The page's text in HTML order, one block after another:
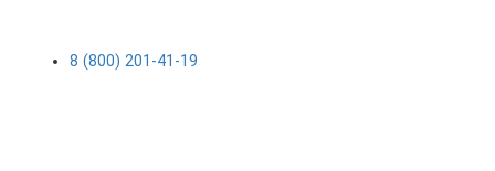
8 (800) 201-41-19